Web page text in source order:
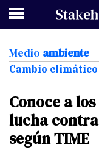
Medio ambiente
Cambio climático
Conoce alos
lucha contra
segúnTIME